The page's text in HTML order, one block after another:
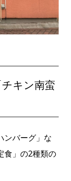
キン南蛮
ンバーグ」な
食」の2種類の